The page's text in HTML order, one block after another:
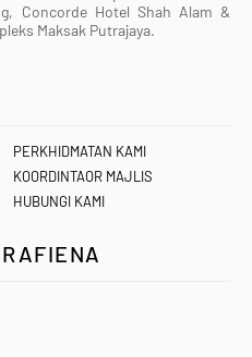
Concorde Hotel Shah Alam &
Maksak Putrajaya.
PERKHIDMATAN KAMI
KOORDINTAOR MAJLIS
HUBUNGI KAMI